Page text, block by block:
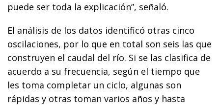
puede ser toda la explicación”, señaló.
El análisis de los datos identificó otras cinco
oscilaciones, por lo que en total son seis las que
construyen el caudal del río. Si se las clasifica de
acuerdo a su frecuencia, según el tiempo que
les toma completar un ciclo, algunas son
rápidas y otras toman varios años y hasta